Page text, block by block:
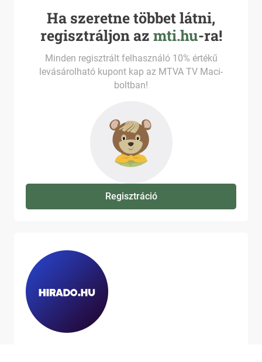
Ha szeretne többet látni,
regisztráljon az mti.hu-ra!
Minden regisztrált felhasználó 10% értékű
levásárolható kupont kap az MTVA TV Maci-
boltban!
Regisztráció